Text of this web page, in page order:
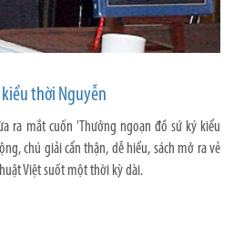
thời Nguyễn
ra mắt cuốn 'Thưởng ngoạn đồ sứ ký kiểu
chú giải cẩn thận, dễ hiểu, sách mở ra vẻ
Việt suốt một thời kỳ dài.